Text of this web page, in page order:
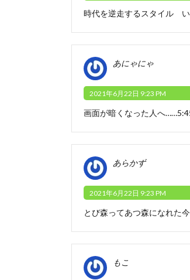
時代を逆走するスタイル い
あにゃにゃ
2021年6月22日 9:23 PM
画面が暗くなった人へ
あらかず
2021年6月22日 9:23 PM
とび森ってあつ森になれた
もこ